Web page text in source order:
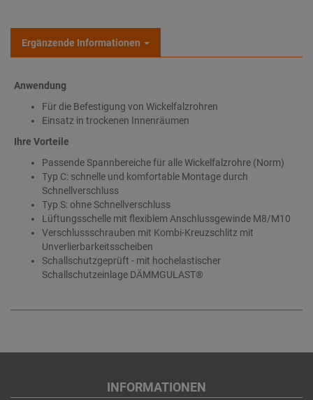
Ergänzende Informationen
Anwendung
Für die Befestigung von Wickelfalzrohren
Einsatz in trockenen Innenräumen
Ihre Vorteile
Passende Spannbereiche für alle Wickelfalzrohre (Norm)
Typ C: schnelle und komfortable Montage durch
Schnellverschluss
Typ S: ohne Schnellverschluss
Lüftungsschelle mit flexiblem Anschlussgewinde M8/M10
Verschlussschrauben mit Kombi-Kreuzschlitz mit
Unverlierbarkeitsscheiben
Schallschutzgeprüft - mit hochelastischer
Schallschutzeinlage DÄMMGULAST®
INFORMATIONEN